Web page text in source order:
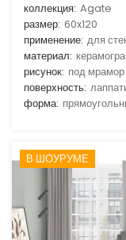
коллекция: Agate
размер: 60x120
применение: для
материал:
рисунок: под мрамор
поверхность:
форма:
В ШОУРУМЕ